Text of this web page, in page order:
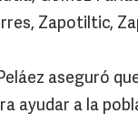
Zapotiltic,
aseguró
ayudar a la